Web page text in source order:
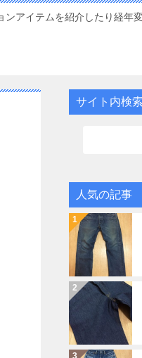
ンアイテムを紹介したり経年
サイト内検索
人気の記事